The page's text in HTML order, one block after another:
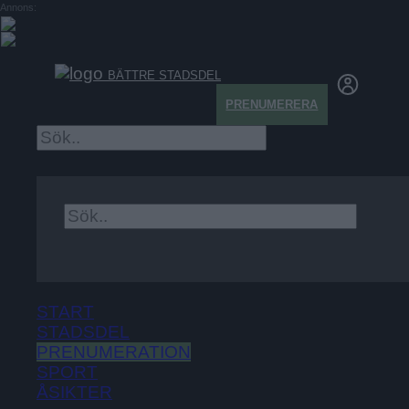
Annons:
BÄTTRE STADSDEL
PRENUMERERA
START
STADSDEL
PRENUMERATION
SPORT
ÅSIKTER